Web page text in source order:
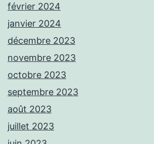
février 2024
janvier 2024
décembre 2023
novembre 2023
octobre 2023
septembre 2023
août 2023
juillet 2023